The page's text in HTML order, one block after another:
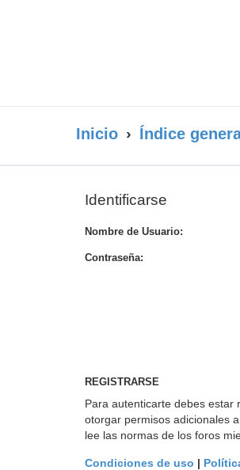
Inicio Índice
Identificarse
Nombre de Usuario:
Contraseña:
REGISTRARSE
Para autenticarte debes estar
otorgar permisos adicionales
lee las normas de los foros
Condiciones de uso |